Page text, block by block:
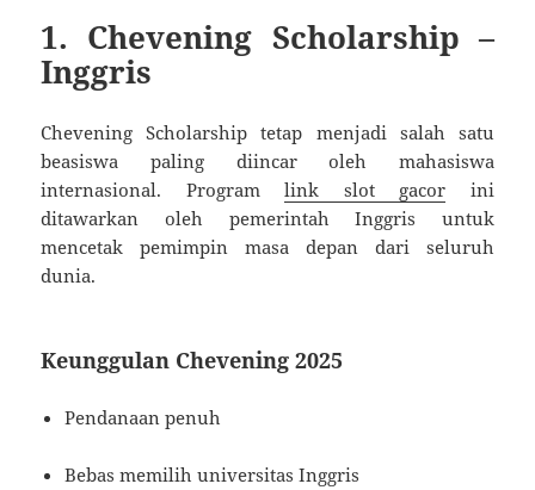
1. Chevening Scholarship –
Inggris
Chevening Scholarship tetap menjadi salah satu
beasiswa paling diincar oleh mahasiswa
internasional. Programlink slot gacor ini
ditawarkan oleh pemerintah Inggris untuk
mencetak pemimpin masa depan dari seluruh
dunia.
Keunggulan Chevening 2025
Pendanaan penuh
Bebas memilih universitas Inggris